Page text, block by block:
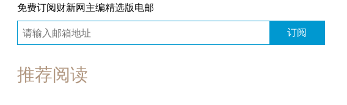
免费订阅财新网主编精选版电邮
订阅
推荐阅读